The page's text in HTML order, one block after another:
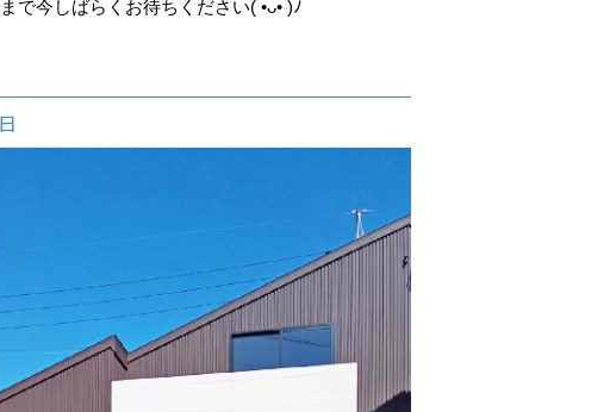
で今しばらくお待ちください( •ᴗ• )ﾉ